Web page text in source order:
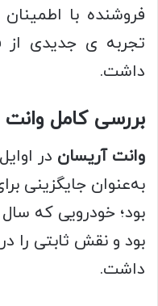
فروشنده با
تجربه ی جدیدی از
داشت.
بررسی کامل
وانت آریسان در
به‌عنوان جایگزینی
بود؛ خودرویی که سال
بود و نقش ثابتی را
داشت.